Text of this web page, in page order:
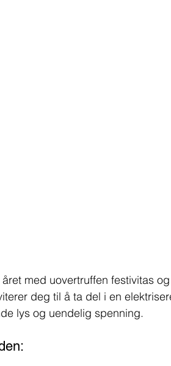
med uovertruffen festivitas
deg til å ta del i en
lys og uendelig spenning.